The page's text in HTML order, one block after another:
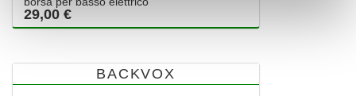
29,00 €
BACKVOX